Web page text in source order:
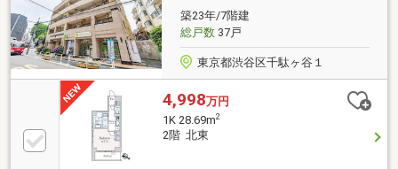
ロック。■周辺環境ローソン 小石川1丁目店 約10mま
いばすけっと 小石川2丁店 約70m文京区立柳町小学
校 約240m
築23年/7階建
総戸数37戸
東京都渋谷区千駄ヶ谷１
4,998万円
1K 28.69m2
2階 北東